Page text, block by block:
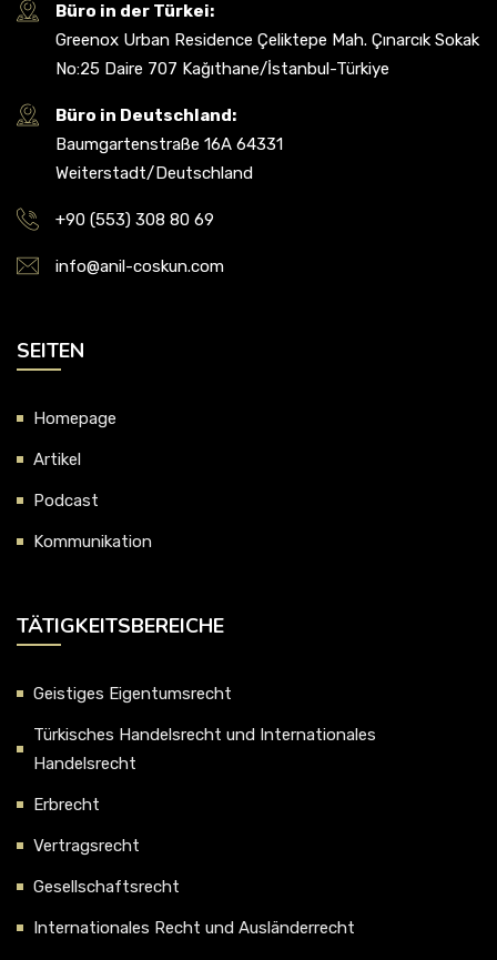
Büro in der Türkei:
Greenox Urban Residence Çeliktepe Mah. Çınarcık Sokak
No:25 Daire 707 Kağıthane/İstanbul-Türkiye
Büro in Deutschland:
Baumgartenstraße 16A 64331
Weiterstadt/Deutschland
+90 (553) 308 80 69
info@anil-coskun.com
SEITEN
Homepage
Artikel
Podcast
Kommunikation
TÄTIGKEITSBEREICHE
Geistiges Eigentumsrecht
Türkisches Handelsrecht und Internationales
Handelsrecht
Erbrecht
Vertragsrecht
Gesellschaftsrecht
Internationales Recht und Ausländerrecht